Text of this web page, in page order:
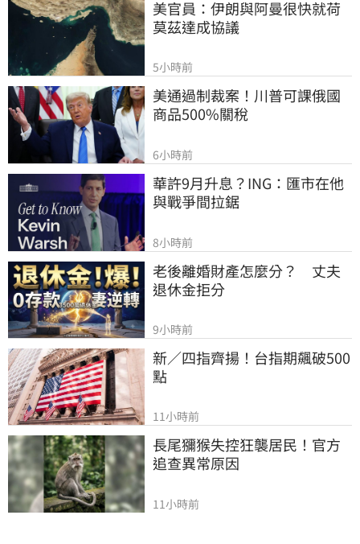
美官員：伊朗與阿曼很快就荷
莫茲達成協議
5小時前
美通過制裁案！川普可課俄國
商品500%關稅
6小時前
華許9月升息？ING：匯市在他
與戰爭間拉鋸
8小時前
老後離婚財產怎麼分？　丈夫
退休金拒分
9小時前
新／四指齊揚！台指期飆破500
點
11小時前
長尾獼猴失控狂襲居民！官方
追查異常原因
11小時前